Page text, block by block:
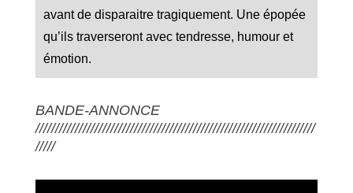
avant de disparaitre tragiquement. Une épopée
qu’ils traverseront avec tendresse, humour et
émotion.
BANDE-ANNONCE
///////////////////////////////////////////////////////////////////////
/////